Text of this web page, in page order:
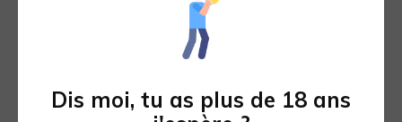
Dis moi, tu as plus de 18 ans